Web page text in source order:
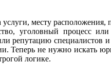
месту расположения,
уголовный процесс
репутацию
не нужно искать
логике.